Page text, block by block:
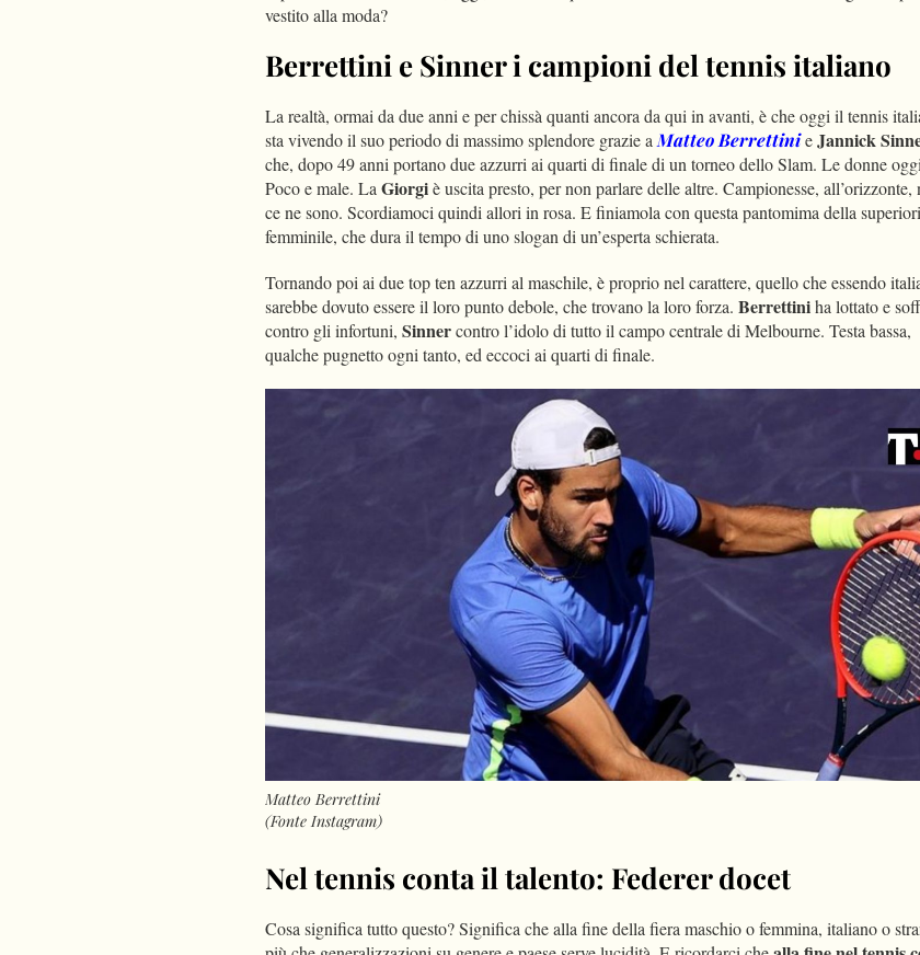
vestito alla moda?
Berrettini e Sinner i campioni del tennis italiano
La realtà, ormai da due anni e per chissà quanti ancora da qui in avanti, è che oggi il tennis
sta vivendo il suo periodo di massimo splendore grazie aMatteo BerrettinieJannick
che, dopo 49 anni portano due azzurri ai quarti di finale di un torneo dello Slam. Le donne
Poco e male. LaGiorgiè uscita presto, per non parlare delle altre. Campionesse, all’orizzonte,
ce ne sono. Scordiamoci quindi allori in rosa. E finiamola con questa pantomima della
femminile, che dura il tempo di uno slogan di un’esperta schierata.
Tornando poi ai due top ten azzurri al maschile, è proprio nel carattere, quello che essendo
sarebbe dovuto essere il loro punto debole, che trovano la loro forza. Berrettiniha lottato e
contro gli infortuni, Sinnercontro l’idolo di tutto il campo centrale di Melbourne. Testa bassa,
qualche pugnetto ogni tanto, ed eccoci ai quarti di finale.
Matteo Berrettini
(Fonte Instagram)
Nel tennis conta il talento: Federer docet
Cosa significa tutto questo? Significa che alla fine della fiera maschio o femmina, italiano o